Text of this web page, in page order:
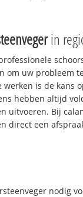
in
om uw probleem
werken is de kans
hebben altijd
uitvoeren. Bij
direct een
nodig